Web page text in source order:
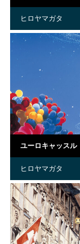
ヒロヤマガタ
ユーロキャッスル
ヒロヤマガタ